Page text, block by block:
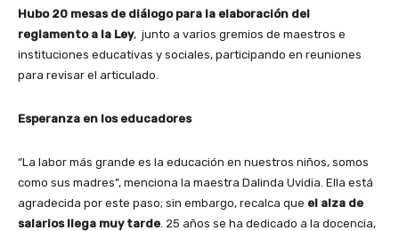
Hubo 20 mesas de diálogo para la elaboración del
reglamento a la Ley, junto a varios gremios de maestros e
instituciones educativas y sociales, participando en reuniones
para revisar el articulado.
Esperanza en los educadores
“La labor más grande es la educación en nuestros niños, somos
como sus madres”, menciona la maestra Dalinda Uvidia. Ella está
agradecida por este paso; sin embargo, recalca que el alza de
salarios llega muy tarde . 25 años se ha dedicado a la docencia,